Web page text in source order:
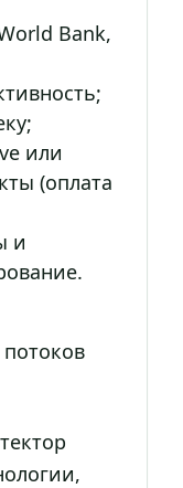
Bank,
или
(оплата
и